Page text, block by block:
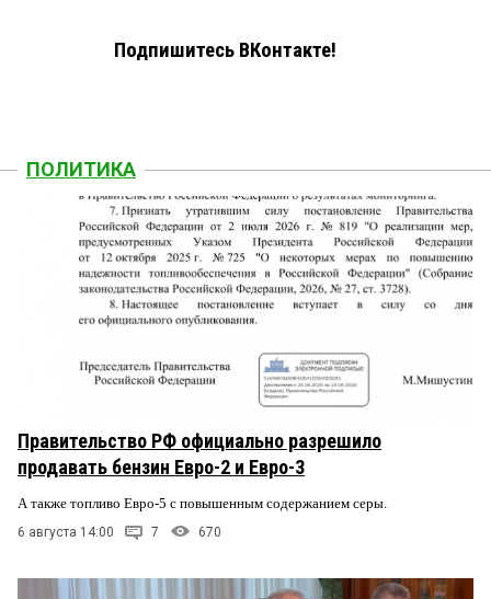
Подпишитесь ВКонтакте!
ПОЛИТИКА
Правительство РФ официально разрешило
продавать бензин Евро-2 и Евро-3
А также топливо Евро-5 с повышенным содержанием серы.
6 августа 14:00 7 670